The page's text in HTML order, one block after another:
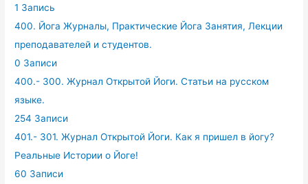
1 Запись
400. Йога Журналы, Практические Йога Занятия, Лекции
преподавателей и студентов.
0 Записи
400.- 300. Журнал Открытой Йоги. Статьи на русском
языке.
254 Записи
401.- 301. Журнал Открытой Йоги. Как я пришел в йогу?
Реальные Истории о Йоге!
60 Записи